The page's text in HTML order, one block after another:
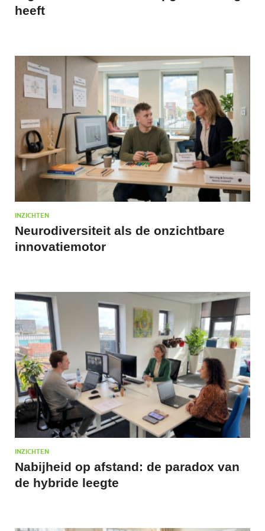
heeft
INZICHTEN
Neurodiversiteit als de onzichtbare
innovatiemotor
INZICHTEN
Nabijheid op afstand: de paradox van
de hybride leegte